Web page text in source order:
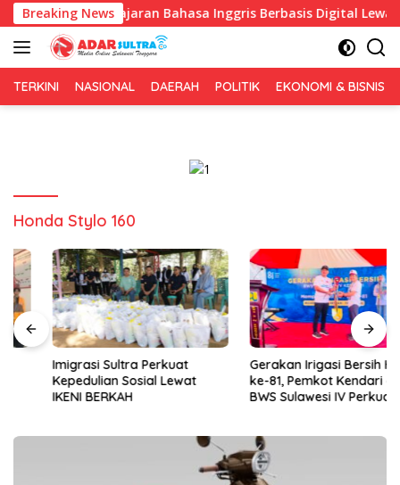
Langsung
ke
konten
Breaking News
Pembelajaran Bahasa Inggris Berbasis Digital Lewat KKN
TERKINI NASIONAL DAERAH POLITIK EKONOMI & BISNIS
Honda Stylo 160
Imigrasi Sultra Perkuat
Kepedulian Sosial Lewat
IKENI BERKAH
Gerakan Irigasi Bersih HUT RI
ke-81, Pemkot Kendari dan
BWS Sulawesi IV Perkuat